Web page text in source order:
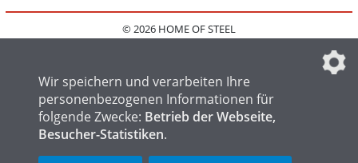
© 2026 HOME OF STEEL
IMPRESSUM
FAQ
DATENSCHUTZEINSTELLUNGEN
Wir speichern und verarbeiten Ihre
personenbezogenen Informationen für
folgende Zwecke: Betrieb der Webseite,
Besucher-Statistiken.